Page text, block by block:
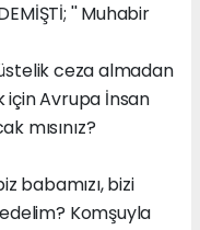
'' Muhabir
ceza almadan
için Avrupa İnsan
mısınız?
babamızı, bizi
Komşuyla